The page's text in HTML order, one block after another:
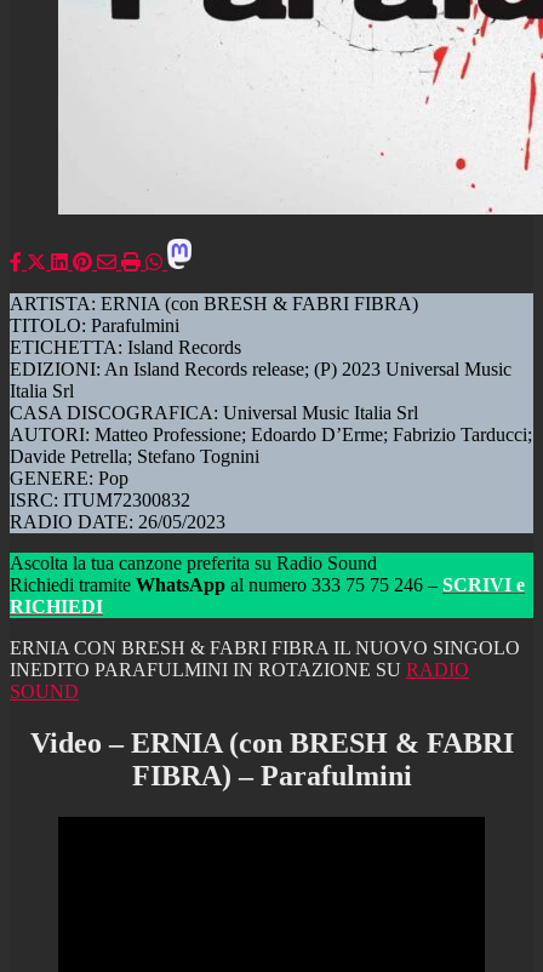
ARTISTA: ERNIA (con BRESH & FABRI FIBRA)
TITOLO: Parafulmini
ETICHETTA: Island Records
EDIZIONI: An Island Records release; (P) 2023 Universal Music
Italia Srl
CASA DISCOGRAFICA: Universal Music Italia Srl
AUTORI: Matteo Professione; Edoardo D’Erme; Fabrizio Tarducci;
Davide Petrella; Stefano Tognini
GENERE: Pop
ISRC: ITUM72300832
RADIO DATE: 26/05/2023
Ascolta la tua canzone preferita su Radio Sound
Richiedi tramite WhatsApp al numero 333 75 75 246 – SCRIVI e
RICHIEDI
ERNIA CON BRESH & FABRI FIBRA IL NUOVO SINGOLO
INEDITO PARAFULMINI IN ROTAZIONE SU RADIO
SOUND
Video – ERNIA (con BRESH & FABRI
FIBRA) – Parafulmini